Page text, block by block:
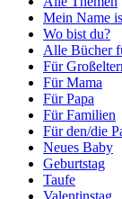
Mein Name
Wo bist du?
Alle Bücher
Für
Für Mama
Für Papa
Für Familien
Für den/die
Neues Baby
Geburtstag
Taufe
Valentinstag